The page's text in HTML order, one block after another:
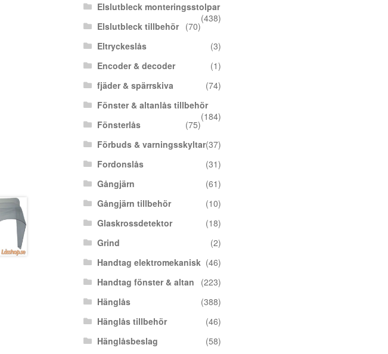
Elslutbleck monteringsstolpar
(438)
Elslutbleck tillbehör
(70)
Eltryckeslås
(3)
Encoder & decoder
(1)
fjäder & spärrskiva
(74)
Fönster & altanlås tillbehör
(184)
Fönsterlås
(75)
Förbuds & varningsskyltar(37)
Fordonslås
(31)
Gångjärn
(61)
Gångjärn tillbehör
(10)
Glaskrossdetektor
(18)
Grind
(2)
Handtag elektromekanisk (46)
Handtag fönster & altan
(223)
Hänglås
(388)
Hänglås tillbehör
(46)
Hänglåsbeslag
(58)